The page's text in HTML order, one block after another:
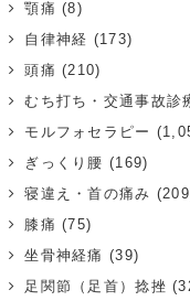
顎痛 (8)
自律神経 (173)
頭痛 (210)
むち打ち・交通事故診
モルフォセラピー
ぎっくり腰 (169)
寝違え・首の痛み
膝痛 (75)
坐骨神経痛 (39)
足関節（足首）捻挫